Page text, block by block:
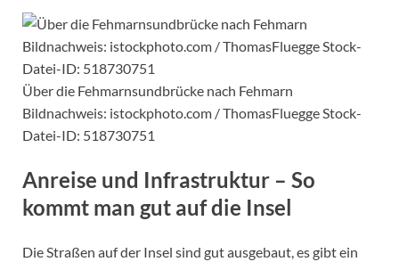
Über die Fehmarnsundbrücke nach Fehmarn
Bildnachweis: istockphoto.com / ThomasFluegge Stock-
Datei-ID: 518730751
Anreise und Infrastruktur – So
kommt man gut auf die Insel
Die Straßen auf der Insel sind gut ausgebaut, es gibt ein